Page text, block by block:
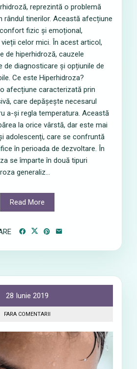
reprezintă o problemă
rândul tinerilor. Această afecțiune
fizic și emoțional,
celor mici. În acest articol,
de hiperhidroză, cauzele
de diagnosticare și opțiunile de
Ce este Hiperhidroza?
afecțiune caracterizată prin
care depășește necesarul
a-și regla temperatura. Această
la orice vârstă, dar este mai
adolescenți, care se confruntă
în perioada de dezvoltare. În
se împarte în două tipuri
generaliz...
Read More
28 Iunie 2019
FARA COMENTARII